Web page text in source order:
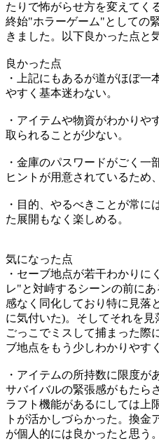
たりで怖がらせ方を変えてく
終始"ホラーゲーム"としての
きました。以下良かった点と
良かった点
・上記にもあるが道がほぼ一
やすく基本迷わない。
・アイテムや物資がわかりや
取られることが少ない。
・金庫のパスワードがごく一
ヒントが用意されているため
・目的、やるべきことが常に
た展開もなく楽しめる。
気になった点
・セーブ地点が若干わかりに
レ"と対峙するシーンの前に
感なく同化しており特に見落
に気付いた)。そしてそれを
ごっこでミスして捕まった際
ブ地点をもう少しわかりやす
・アイテムの所持数に限度が
サバイバルの緊張感がもたら
ラフト機能があるにしては上
トが活かしづらかった。換金
が個人的には良かったと思う。